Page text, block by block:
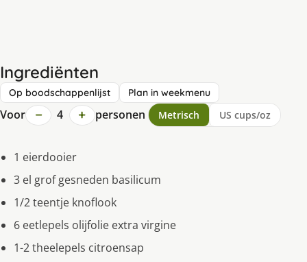
Ingrediënten
Op boodschappenlijst Plan in weekmenu
Voor − 4 + personen Metrisch US cups/oz
1 eierdooier
3 el grof gesneden basilicum
1/2 teentje knoflook
6 eetlepels olijfolie extra virgine
1-2 theelepels citroensap